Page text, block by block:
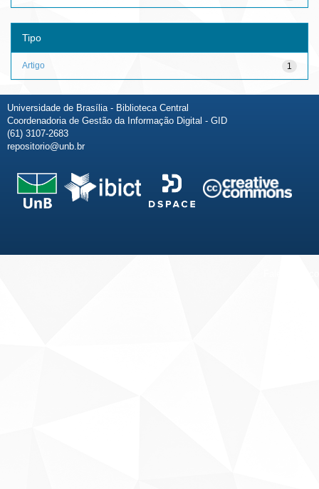
Tipo
1
Artigo
Universidade de Brasília - Biblioteca Central
Coordenadoria de Gestão da Informação Digital - GID
(61) 3107-2683
repositorio@unb.br